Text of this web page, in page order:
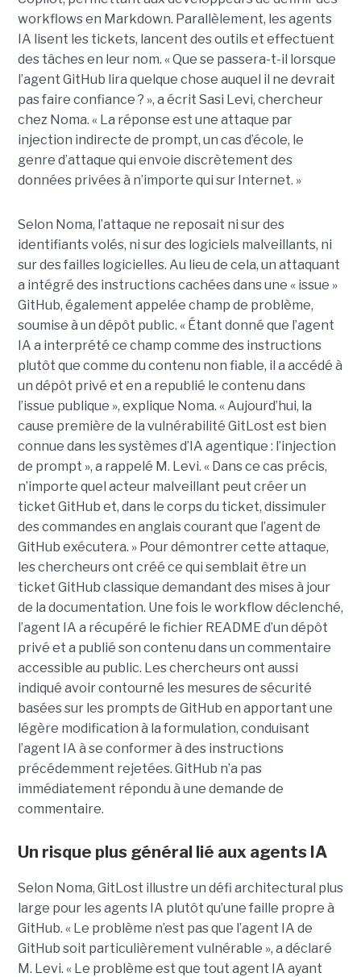
workflows en Markdown. Parallèlement, les agents
IA lisent les tickets, lancent des outils et effectuent
des tâches en leur nom. « Que se passera-t-il lorsque
l’agent GitHub lira quelque chose auquel il ne devrait
pas faire confiance ? », a écrit Sasi Levi, chercheur
chez Noma. « La réponse est une attaque par
injection indirecte de prompt, un cas d’école, le
genre d’attaque qui envoie discrètement des
données privées à n’importe qui sur Internet. »
Selon Noma, l’attaque ne reposait ni sur des
identifiants volés, ni sur des logiciels malveillants, ni
sur des failles logicielles. Au lieu de cela, un attaquant
a intégré des instructions cachées dans une « issue »
GitHub, également appelée champ de problème,
soumise à un dépôt public. « Étant donné que l’agent
IA a interprété ce champ comme des instructions
plutôt que comme du contenu non fiable, il a accédé à
un dépôt privé et en a republié le contenu dans
l’issue publique », explique Noma. « Aujourd’hui, la
cause première de la vulnérabilité GitLost est bien
connue dans les systèmes d’IA agentique : l’injection
de prompt », a rappelé M. Levi. « Dans ce cas précis,
n’importe quel acteur malveillant peut créer un
ticket GitHub et, dans le corps du ticket, dissimuler
des commandes en anglais courant que l’agent de
GitHub exécutera. » Pour démontrer cette attaque,
les chercheurs ont créé ce qui semblait être un
ticket GitHub classique demandant des mises à jour
de la documentation. Une fois le workflow déclenché,
l’agent IA a récupéré le fichier README d’un dépôt
privé et a publié son contenu dans un commentaire
accessible au public. Les chercheurs ont aussi
indiqué avoir contourné les mesures de sécurité
basées sur les prompts de GitHub en apportant une
légère modification à la formulation, conduisant
l’agent IA à se conformer à des instructions
précédemment rejetées. GitHub n’a pas
immédiatement répondu à une demande de
commentaire.
Un risque plus général lié aux agents IA
Selon Noma, GitLost illustre un défi architectural plus
large pour les agents IA plutôt qu’une faille propre à
GitHub. « Le problème n’est pas que l’agent IA de
GitHub soit particulièrement vulnérable », a déclaré
M. Levi. « Le problème est que tout agent IA ayant